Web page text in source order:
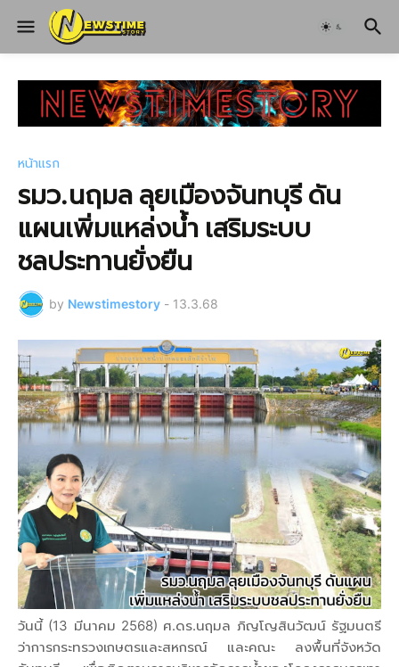
หน้าแรก
รมว.นฤมล ลุยเมืองจันทบุรี ดัน
แผนเพิ่มแหล่งน้ำ เสริมระบบ
ชลประทานยั่งยืน
by Newstimestory - 13.3.68
วันนี้ (13 มีนาคม 2568) ศ.ดร.นฤมล ภิญโญสินวัฒน์ รัฐมนตรี
ว่าการกระทรวงเกษตรและสหกรณ์ และคณะ ลงพื้นที่จังหวัด